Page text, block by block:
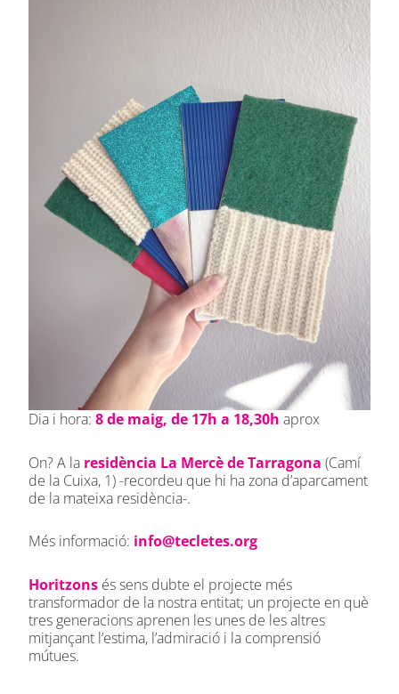
Dia i hora: 8 de maig, de 17h a 18,30h aprox
On? A la residència La Mercè de Tarragona (Camí
de la Cuixa, 1) -recordeu que hi ha zona d’aparcament
de la mateixa residència-.
Més informació: info@tecletes.org
Horitzons és sens dubte el projecte més
transformador de la nostra entitat; un projecte en què
tres generacions aprenen les unes de les altres
mitjançant l’estima, l’admiració i la comprensió
mútues.